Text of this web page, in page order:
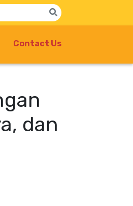
Contact Us
dan